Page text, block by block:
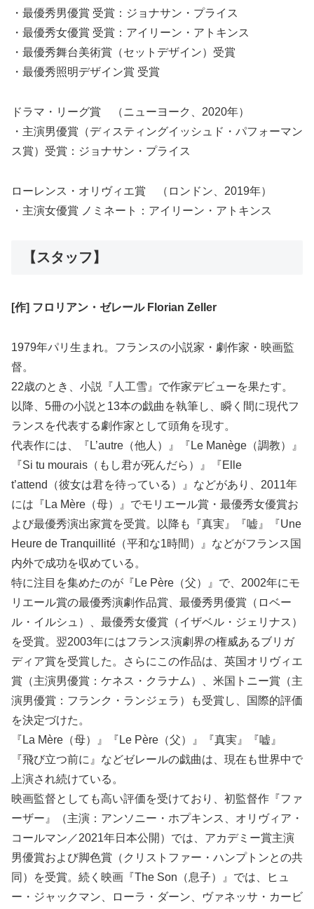
・最優秀男優賞 受賞：ジョナサン・プライス
・最優秀女優賞 受賞：アイリーン・アトキンス
・最優秀舞台美術賞（セットデザイン）受賞
・最優秀照明デザイン賞 受賞
ドラマ・リーグ賞 （ニューヨーク、2020年）
・主演男優賞（ディスティングイッシュド・パフォーマン
ス賞）受賞：ジョナサン・プライス
ローレンス・オリヴィエ賞 （ロンドン、2019年）
・主演女優賞 ノミネート：アイリーン・アトキンス
【スタッフ】
[作] フロリアン・ゼレール Florian Zeller
1979年パリ生まれ。フランスの小説家・劇作家・映画監
督。
22歳のとき、小説『人工雪』で作家デビューを果たす。
以降、5冊の小説と13本の戯曲を執筆し、瞬く間に現代フ
ランスを代表する劇作家として頭角を現す。
代表作には、『L’autre（他人）』『Le Manège（調教）』
『Si tu mourais（もし君が死んだら）』『Elle
t’attend（彼女は君を待っている）』などがあり、2011年
には『La Mère（母）』でモリエール賞・最優秀女優賞お
よび最優秀演出家賞を受賞。以降も『真実』『嘘』『Une
Heure de Tranquillité（平和な1時間）』などがフランス国
内外で成功を収めている。
特に注目を集めたのが『Le Père（父）』で、2002年にモ
リエール賞の最優秀演劇作品賞、最優秀男優賞（ロベー
ル・イルシュ）、最優秀女優賞（イザベル・ジェリナス）
を受賞。翌2003年にはフランス演劇界の権威あるブリガ
ディア賞を受賞した。さらにこの作品は、英国オリヴィエ
賞（主演男優賞：ケネス・クラナム）、米国トニー賞（主
演男優賞：フランク・ランジェラ）も受賞し、国際的評価
を決定づけた。
『La Mère（母）』『Le Père（父）』『真実』『嘘』
『飛び立つ前に』などゼレールの戯曲は、現在も世界中で
上演され続けている。
映画監督としても高い評価を受けており、初監督作『ファ
ーザー』（主演：アンソニー・ホプキンス、オリヴィア・
コールマン／2021年日本公開）では、アカデミー賞主演
男優賞および脚色賞（クリストファー・ハンプトンとの共
同）を受賞。続く映画『The Son（息子）』では、ヒュ
ー・ジャックマン、ローラ・ダーン、ヴァネッサ・カービ